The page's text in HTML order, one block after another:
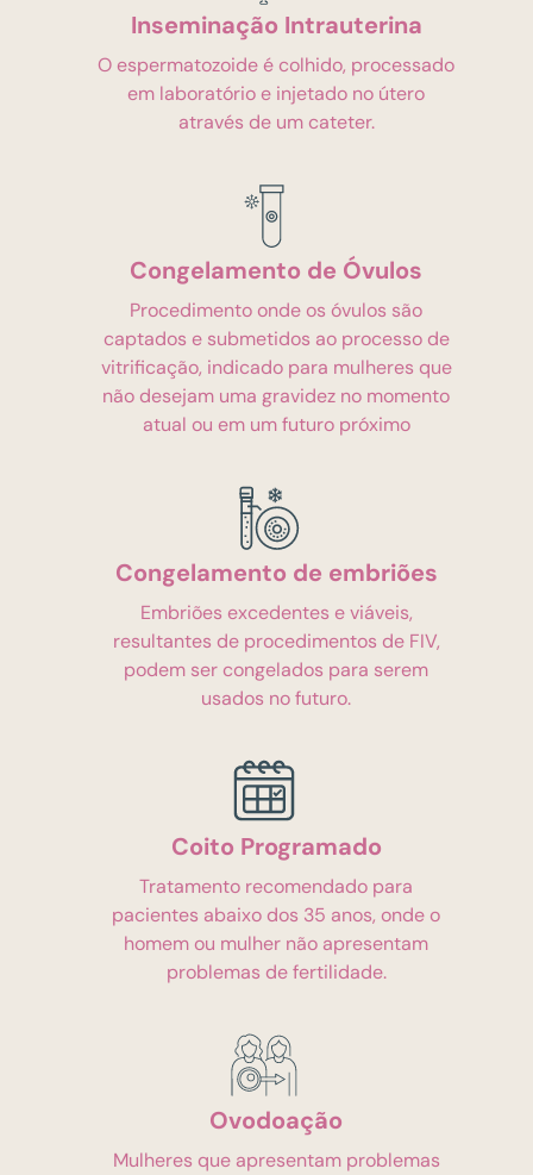
Inseminação Intrauterina
O espermatozoide é colhido, processado
em laboratório e injetado no útero
através de um cateter.
Congelamento de Óvulos
Procedimento onde os óvulos são
captados e submetidos ao processo de
vitrificação, indicado para mulheres que
não desejam uma gravidez no momento
atual ou em um futuro próximo
Congelamento de embriões
Embriões excedentes e viáveis,
resultantes de procedimentos de FIV,
podem ser congelados para serem
usados no futuro.
Coito Programado
Tratamento recomendado para
pacientes abaixo dos 35 anos, onde o
homem ou mulher não apresentam
problemas de fertilidade.
Ovodoação
Mulheres que apresentam problemas